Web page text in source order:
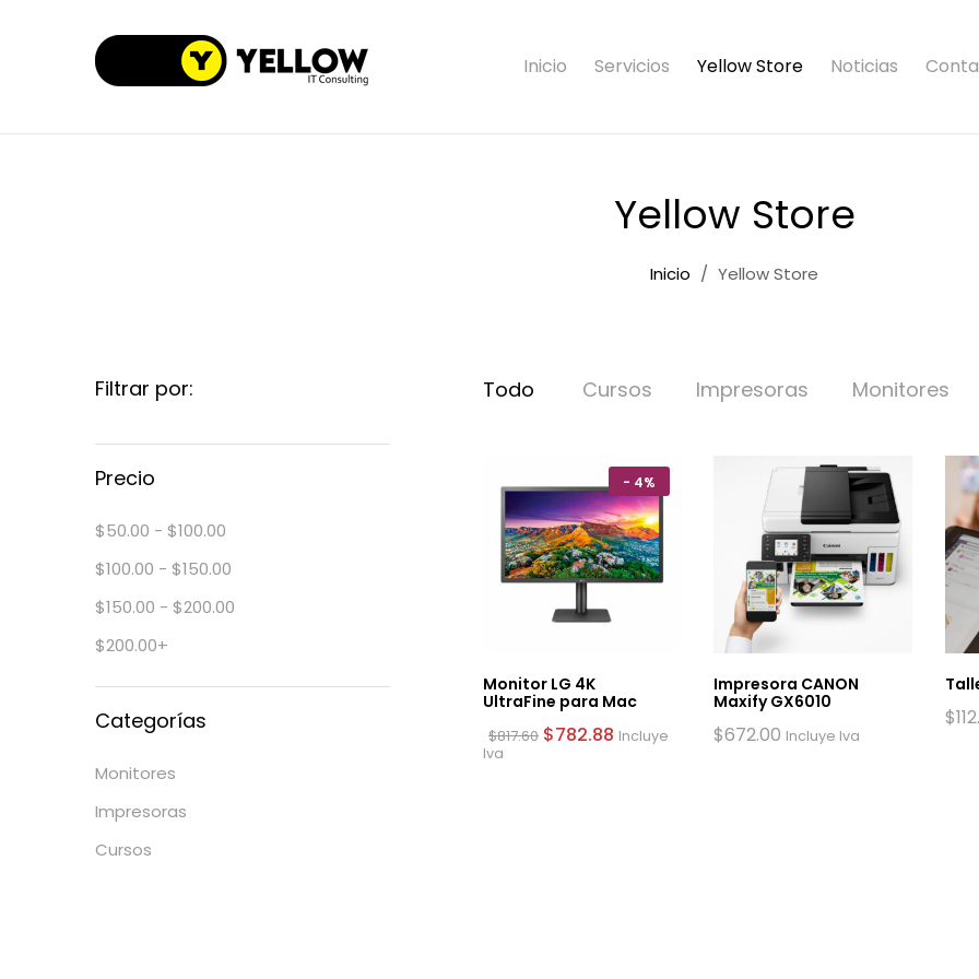
Inicio Servicios Yellow Store Noticias
Yellow Store
Inicio Yellow Store
Todo Cursos Impresoras Monitores
- 4%
Monitor LG 4K
UltraFine para Mac
$817.60 $782.88 Incluye
Iva
Impresora CANON
Maxify GX6010
$672.00 Incluye Iva
$
Filtrar por:
Precio
$50.00 - $100.00
$100.00 - $150.00
$150.00 - $200.00
$200.00+
Categorías
Monitores
Impresoras
Cursos